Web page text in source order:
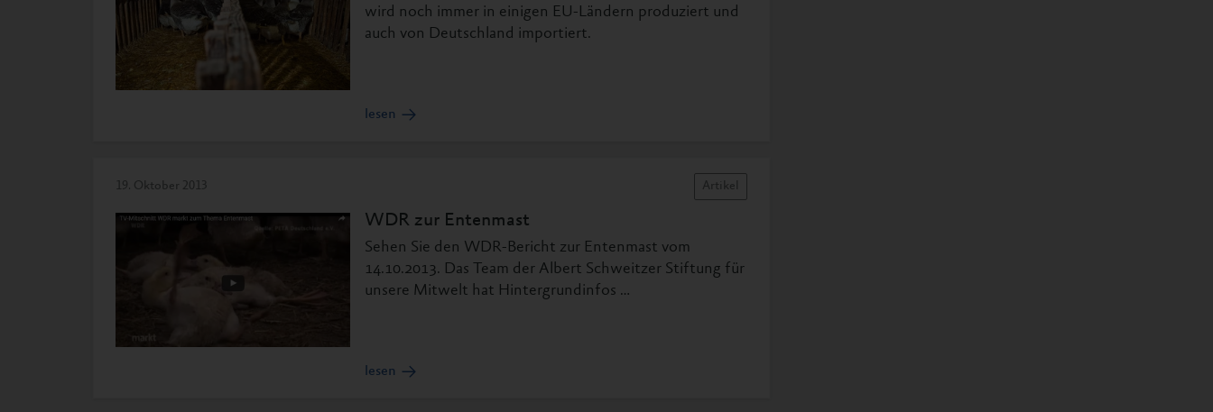
wird noch immer in einigen EU-Ländern produziert und
auch von Deutschland importiert.
lesen
19. Oktober 2013 Artikel
WDR zur Entenmast
Sehen Sie den WDR-Bericht zur Entenmast vom
14.10.2013. Das Team der Albert Schweitzer Stiftung für
unsere Mitwelt hat Hintergrundinfos …
lesen